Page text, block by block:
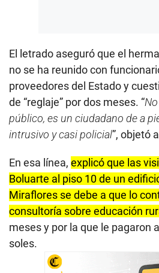
El letrado aseguró que el
no se ha reunido con
proveedores del Estado y
de “reglaje” por dos meses. “
público, es un ciudadano de a
intrusivo y casi policial”, objetó
En esa línea, explicó que las
Boluarte al piso 10 de un
Miraflores se debe a que lo
consultoría sobre educación
meses y por la que le pagaron
soles.